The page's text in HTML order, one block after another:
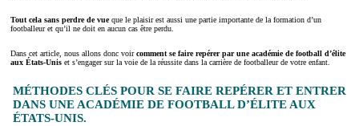
Tout cela sans perdre de vueque le plaisir est aussi une partie importante de la formation d’un
footballeur et qu’il ne doit en aucun cas être perdu.
Dans cet article, nous allons donc voircomment se faire repérer par une académie de football d’élite
aux États-Unis et s’engager sur la voie de la réussite dans la carrière de footballeur de votre enfant.
MÉTHODES CLÉS POUR SE FAIRE REPÉRER ET ENTRER
DANS UNE ACADÉMIE DE FOOTBALL D’ÉLITE AUX
ÉTATS-UNIS.